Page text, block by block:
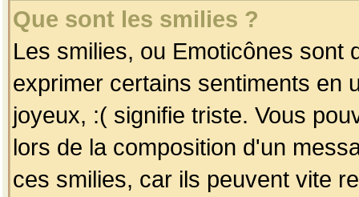
Que sont les smilies ?
Les smilies, ou Emoticônes sont
exprimer certains sentiments en
joyeux, :( signifie triste. Vous
lors de la composition d'un
ces smilies, car ils peuvent vite